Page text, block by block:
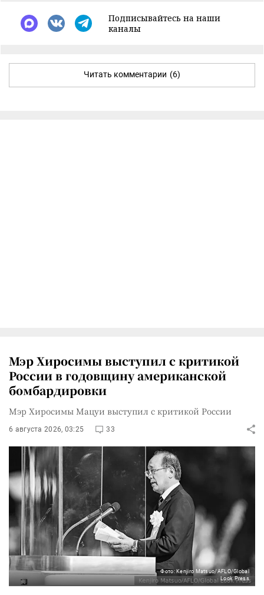
Подписывайтесь на наши
каналы
Читать комментарии (6)
Мэр Хиросимы выступил с критикой
России в годовщину американской
бомбардировки
Мэр Хиросимы Мацуи выступил с критикой России
6 августа 2026, 03:25 33
Фото: Kenjiro Matsuo/AFLO/Global
Look Press